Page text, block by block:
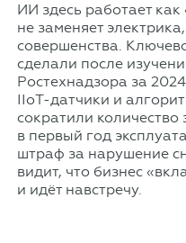
ИИ здесь работает
не заменяет
совершенства.
сделали после
Ростехнадзора за
IIoT-датчики и
сократили количество
в первый год
штраф за нарушение
видит, что бизнес
и идёт навстречу.